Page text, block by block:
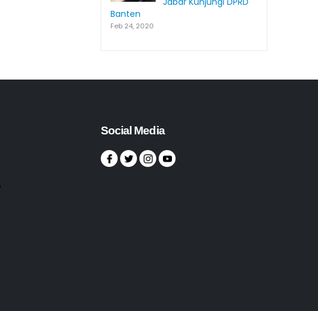
Banten
Feb 24, 2020
Social Media